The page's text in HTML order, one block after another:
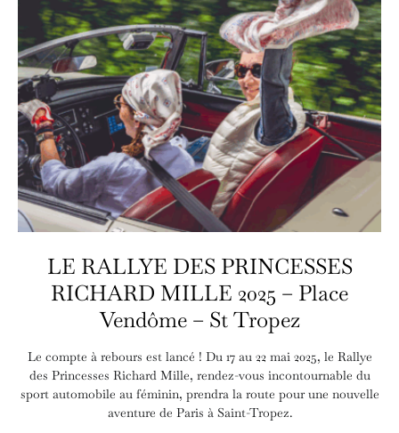
LE RALLYE DES PRINCESSES
RICHARD MILLE 2025 – Place
Vendôme – St Tropez
Le compte à rebours est lancé ! Du 17 au 22 mai 2025, le Rallye
des Princesses Richard Mille, rendez-vous incontournable du
sport automobile au féminin, prendra la route pour une nouvelle
aventure de Paris à Saint-Tropez.